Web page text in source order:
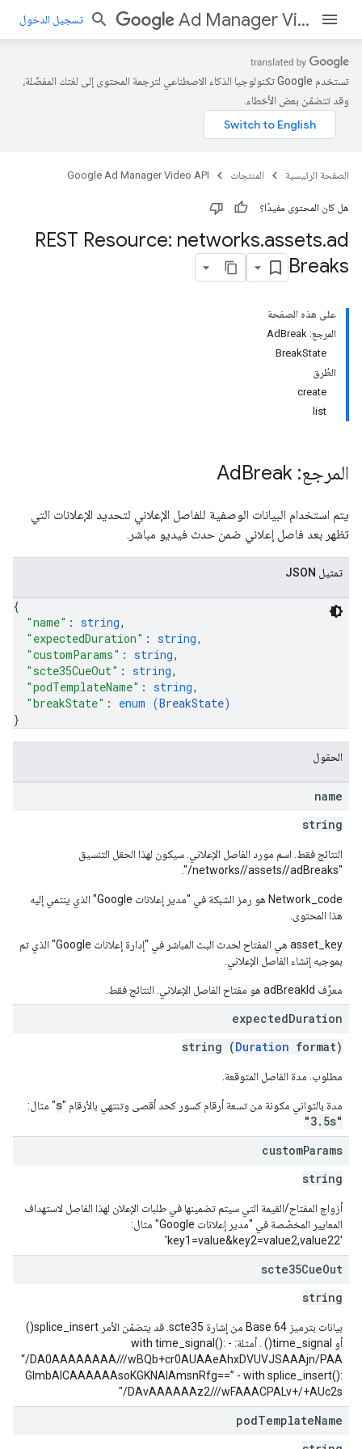
Ad Manager Video API تسجيل الدخول
تستخدم Google تكنولوجيا الذكاء الاصطناعي لترجمة المحتوى إلى لغتك المفضّلة،
وقد تتضمّن بعض الأخطاء.
الصفحة الرئيسية المنتجات Google Ad Manager Video API
هل كان المحتوى مفيدًا؟
REST Resource: networks.assets.ad
Breaks
على هذه الصفحة
المرجع: AdBreak
BreakState
الطُرق
create
list
المرجع: Ad Break
يتم استخدام البيانات الوصفية للفاصل الإعلاني لتحديد الإعلانات التي
تظهر بعد فاصل إعلاني ضمن حدث فيديو مباشر.
تمثيل JSON
{
"name" : string,
"expectedDuration" : string,
"customParams" : string,
"scte35CueOut" : string,
"podTemplateName" : string,
"breakState" : enum (BreakState)
}
الحقول
name
string
النتائج فقط. اسم مورد الفاصل الإعلاني. سيكون لهذا الحقل التنسيق
"networks/
/assets//adBreaks/
".
Network_code هو رمز الشبكة في "مدير إعلانات Google" الذي ينتمي إليه
هذا المحتوى.
asset_key هي المفتاح لحدث البث المباشر في "إدارة إعلانات Google" الذي تم
بموجبه إنشاء الفاصل الإعلاني.
معرِّف adBreakId هو مفتاح الفاصل الإعلاني. النتائج فقط.
expectedDuration
string (Duration format)
مطلوب. مدة الفاصل المتوقعة.
مدة بالثواني مكونة من تسعة أرقام كسور كحد أقصى وتنتهي بالأرقام "s" مثال:
"3.5s"
customParams
string
أزواج المفتاح/القيمة التي سيتم تضمينها في طلبات الإعلان لهذا الفاصل لاستهداف
المعايير المخصّصة في "مدير إعلانات Google" مثال:
'key1=value&key2=value2,value22'
scte35CueOut
string
بيانات بترميز Base 64 من إشارة scte35. قد يتضمّن الأمر splice_insert()
أو time_signal() . أمثلة: - with time_signal():
“/DA0AAAAAAAA///wBQb+cr0AUAAeAhxDVUVJSAAAjn/PAA
GlmbAICAAAAAAsoKGKNAIAmsnRfg==” - with splice_insert():
"/DAvAAAAAAz2///wFAAACPALv+/+AUc2s
podTemplateName